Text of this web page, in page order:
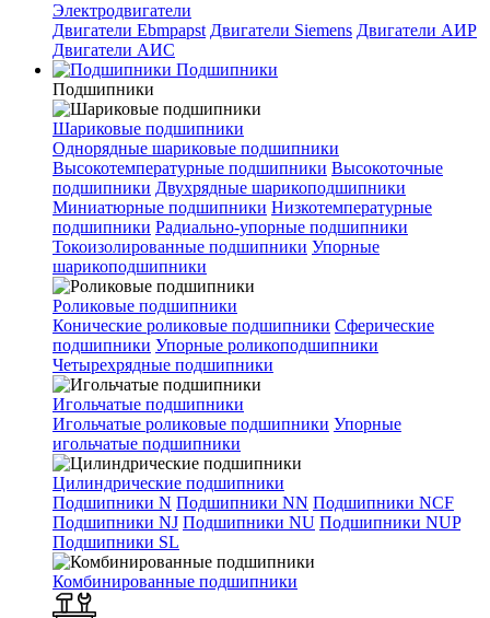
Электродвигатели
Двигатели Ebmpapst Двигатели Siemens Двигатели АИР
Двигатели АИС
Подшипники
Подшипники
Шариковые подшипники
Однорядные шариковые подшипники
Высокотемпературные подшипники Высокоточные
подшипники Двухрядные шарикоподшипники
Миниатюрные подшипники Низкотемпературные
подшипники Радиально-упорные подшипники
Токоизолированные подшипники Упорные
шарикоподшипники
Роликовые подшипники
Конические роликовые подшипники Сферические
подшипники Упорные роликоподшипники
Четырехрядные подшипники
Игольчатые подшипники
Игольчатые роликовые подшипники Упорные
игольчатые подшипники
Цилиндрические подшипники
Подшипники N Подшипники NN Подшипники NCF
Подшипники NJ Подшипники NU Подшипники NUP
Подшипники SL
Комбинированные подшипники